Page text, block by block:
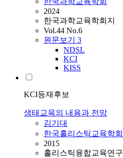
2024
한국과학교육학회지
Vol.44 No.6
원문보기 3
NDSL
KCI
KISS
KCI등재후보
생태교육의 내용과 전망
김기대
한국홀리스틱교육학회
2015
홀리스틱융합교육연구